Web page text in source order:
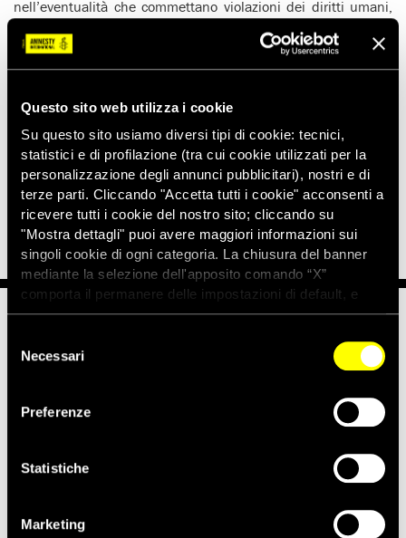
Questo sito web utilizza i cookie
Su questo sito usiamo diversi tipi di cookie: tecnici,
statistici e di profilazione (tra cui cookie utilizzati per la
personalizzazione degli annunci pubblicitari), nostri e di
terze parti. Cliccando "Accetta tutti i cookie" acconsenti a
ricevere tutti i cookie del nostro sito; cliccando su
"Mostra dettagli" puoi avere maggiori informazioni sui
singoli cookie di ogni categoria. La chiusura del banner
mediante la selezione dell'apposito comando “X”
comporta il permanere delle impostazioni di default, e
dunque la continuazione della navigazione con i cookie
dei cookie attivi sul sito clicca
delNecessari
Preferenze
Statistiche
Marketing
nell’eventualità che commettano violazioni dei diritti umani,
incoraggino il Parlamento italiano, a ben 25 anni dalla ratifica
italiana della Convenzione delle Nazioni Unite contro la
Ben venga, peraltro, la discussione sul testo. Non c’è alcun
ostacolo alla possibilità di introdurre modifiche purché siano
compatibili con la definizione internazionale di tortura e non
comportino rallentamenti tali da mettere a rischio – come
avvenuto nelle passate legislature – il raggiungimento del
risultato finale’.
Notizie correlate per paese